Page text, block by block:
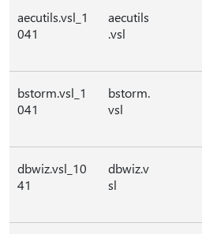
aecutils.vsl_1
041
aecutils
.vsl
bstorm.vsl_1
041
bstorm.
vsl
dbwiz.vsl_10
41
dbwiz.v
sl